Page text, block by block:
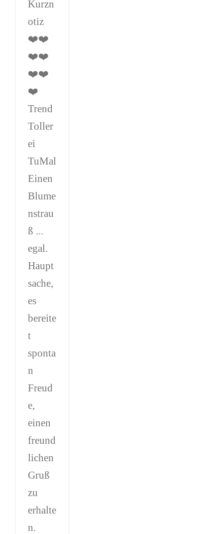
Kurzn
otiz
❤️❤️
❤️❤️
❤️❤️
❤️
Trend
Toller
ei
TuMal
Einen
Blume
nstrau
ß ...
egal.
Haupt
sache,
es
bereite
t
sponta
n
Freud
e,
einen
freund
lichen
Gruß
zu
erhalte
n.